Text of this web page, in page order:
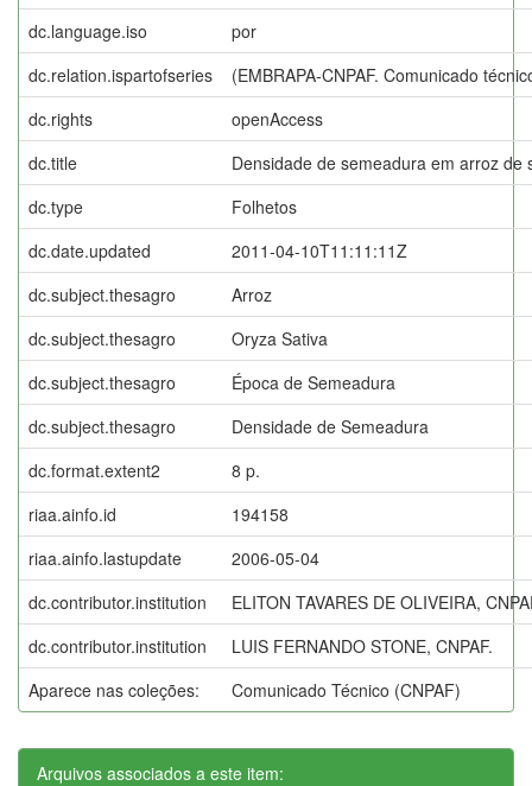
dc.language.iso
por
dc.relation.ispartofseries
(EMBRAPA-CNPAF. Comunicado
dc.rights
openAccess
dc.title
Densidade de semeadura em arroz de
dc.type
Folhetos
dc.date.updated
2011-04-10T11:11:11Z
dc.subject.thesagro
Arroz
dc.subject.thesagro
Oryza Sativa
dc.subject.thesagro
Época de Semeadura
dc.subject.thesagro
Densidade de Semeadura
dc.format.extent2
8 p.
riaa.ainfo.id
194158
riaa.ainfo.lastupdate
2006-05-04
dc.contributor.institution
ELITON TAVARES DE OLIVEIRA,
dc.contributor.institution
LUIS FERNANDO STONE, CNPAF.
Aparece nas coleções:
Comunicado Técnico (CNPAF)
Arquivos associados a este item: